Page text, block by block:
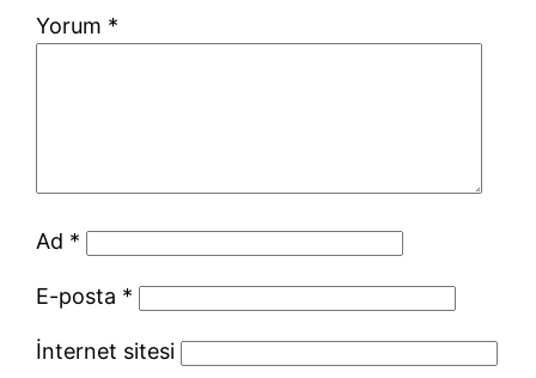
Yorum *
Ad *
E-posta *
İnternet sitesi